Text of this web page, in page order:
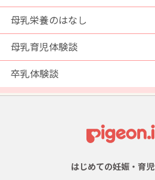
母乳栄養のはなし
母乳育児体験談
卒乳体験談
はじめての妊娠・育